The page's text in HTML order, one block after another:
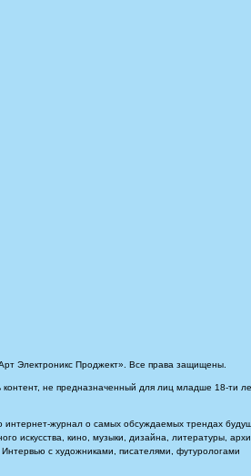
Электроникс Проджект». Все права защищены.
не предназначенный для лиц младше 18-ти
интернет-журнал о самых обсуждаемых трендах
искусства, кино, музыки, дизайна, литературы,
Интервью с художниками, писателями, футурологами